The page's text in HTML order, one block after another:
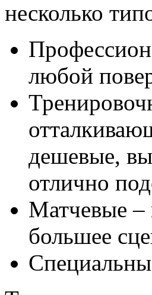
несколько
любой
дешевые,
отлично
Матчевые –
большее